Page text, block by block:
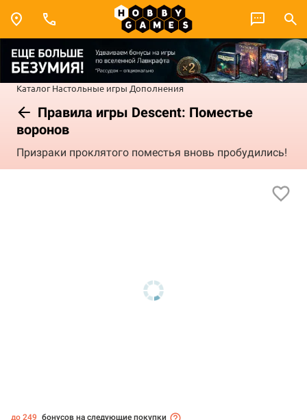
Каталог Настольные игры Дополнения
Правила игры Descent: Поместье
воронов
Призраки проклятого поместья вновь пробудились!
до 249 бонусов на следующие покупки